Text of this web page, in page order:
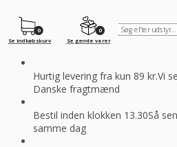
0
Se gemte varer
0
Se indkøbskurv
Hurtig levering fra kun 89 kr.Vi
Danske fragtmænd
Bestil inden klokken 13.30Så
samme dag